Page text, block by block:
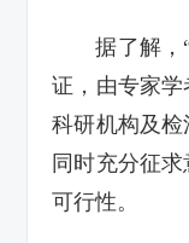
据了解，
证，由专家学
科研机构及检
同时充分征
可行性。